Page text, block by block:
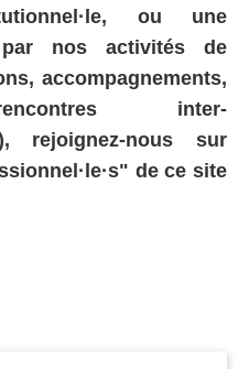
ou une
par nos activités de
accompagnements,
inter-
rejoignez-nous sur
de ce site